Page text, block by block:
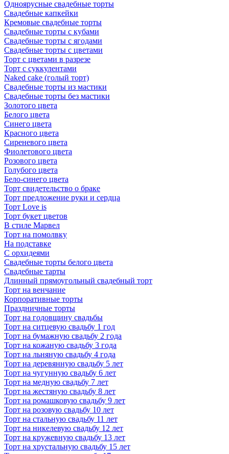
Одноярусные свадебные торты
Свадебные капкейки
Кремовые свадебные торты
Свадебные торты с кубами
Свадебные торты с ягодами
Свадебные торты с цветами
Торт с цветами в разрезе
Торт с суккулентами
Naked cake (голый торт)
Свадебные торты из мастики
Свадебные торты без мастики
Золотого цвета
Белого цвета
Синего цвета
Красного цвета
Сиреневого цвета
Фиолетового цвета
Розового цвета
Голубого цвета
Бело-синего цвета
Торт свидетельство о браке
Торт предложение руки и сердца
Торт Love is
Торт букет цветов
В стиле Марвел
Торт на помолвку
На подставке
С орхидеями
Свадебные торты белого цвета
Свадебные тарты
Длинный прямоугольный свадебный торт
Торт на венчание
Корпоративные торты
Праздничные торты
Торт на годовщину свадьбы
Торт на ситцевую свадьбу 1 год
Торт на бумажную свадьбу 2 года
Торт на кожаную свадьбу 3 года
Торт на льняную свадьбу 4 года
Торт на деревянную свадьбу 5 лет
Торт на чугунную свадьбу 6 лет
Торт на медную свадьбу 7 лет
Торт на жестяную свадьбу 8 лет
Торт на ромашковую свадьбу 9 лет
Торт на розовую свадьбу 10 лет
Торт на стальную свадьбу 11 лет
Торт на никелевую свадьбу 12 лет
Торт на кружевную свадьбу 13 лет
Торт на хрустальную свадьбу 15 лет